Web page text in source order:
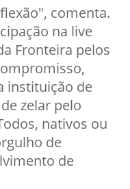
comenta.
na live
Fronteira pelos
instituição de
zelar pelo
nativos ou
de
de